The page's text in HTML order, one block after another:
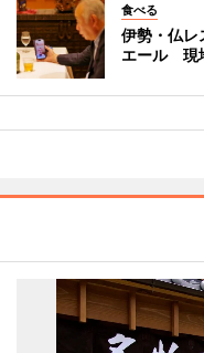
食べる
伊勢・仏レ
エール 現